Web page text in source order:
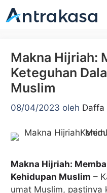
Langsung
ke
Makna Hijriah:
Keteguhan
Muslim
08/04/2023 oleh Daffa
Makna Hijriah:
Kehidupan Muslim –
umat Muslim, pastinya